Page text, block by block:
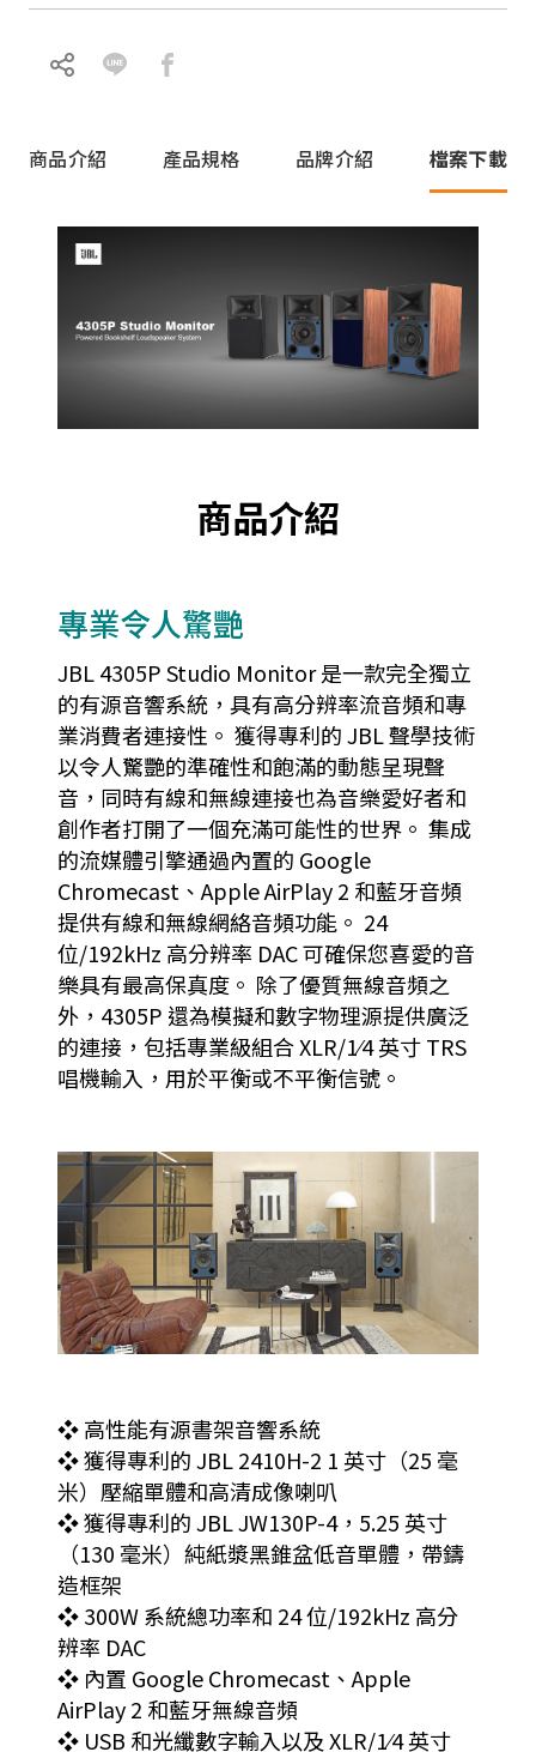
商品介紹 產品規格 品牌介紹 檔案下載
商品介紹
專業令人驚艷
JBL 4305P Studio Monitor 是一款完全獨立
的有源音響系統，具有高分辨率流音頻和專
業消費者連接性。 獲得專利的 JBL 聲學技術
以令人驚艷的準確性和飽滿的動態呈現聲
音，同時有線和無線連接也為音樂愛好者和
創作者打開了一個充滿可能性的世界。 集成
的流媒體引擎通過內置的 Google
Chromecast、Apple AirPlay 2 和藍牙音頻
提供有線和無線網絡音頻功能。 24
位/192kHz 高分辨率 DAC 可確保您喜愛的音
樂具有最高保真度。 除了優質無線音頻之
外，4305P 還為模擬和數字物理源提供廣泛
的連接，包括專業級組合 XLR/1⁄4 英寸 TRS
唱機輸入，用於平衡或不平衡信號。
❖ 高性能有源書架音響系統
❖ 獲得專利的 JBL 2410H-2 1 英寸（25 毫
米）壓縮單體和高清成像喇叭
❖ 獲得專利的 JBL JW130P-4，5.25 英寸
（130 毫米）純紙漿黑錐盆低音單體，帶鑄
造框架
❖ 300W 系統總功率和 24 位/192kHz 高分
辨率 DAC
❖ 內置 Google Chromecast、Apple
AirPlay 2 和藍牙無線音頻
❖ USB 和光纖數字輸入以及 XLR/1⁄4 英寸